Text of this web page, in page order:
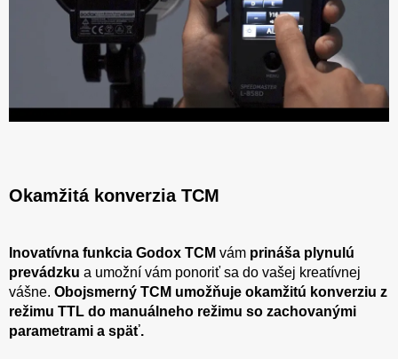
Okamžitá konverzia TCM
Inovatívna funkcia Godox TCM vám prináša plynulú
prevádzku a umožní vám ponoriť sa do vašej kreatívnej
vášne. Obojsmerný TCM umožňuje okamžitú konverziu z
režimu TTL do manuálneho režimu so zachovanými
parametrami a späť.